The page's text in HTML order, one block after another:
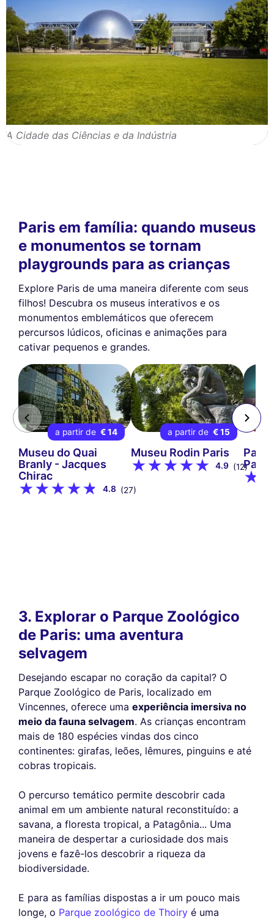
A Cidade das Ciências e da Indústria
Paris em família: quando museus
e monumentos se tornam
playgrounds para as crianças
Explore Paris de uma maneira diferente com seus
filhos! Descubra os museus interativos e os
monumentos emblemáticos que oferecem
percursos lúdicos, oficinas e animações para
cativar pequenos e grandes.
a partir de € 14
Museu do Quai
Branly - Jacques
Chirac
4.8 (27)
a partir de € 15
Museu Rodin Paris
4.9 (12)Paris
3. Explorar o Parque Zoológico
de Paris: uma aventura
selvagem
Desejando escapar no coração da capital? O
Parque Zoológico de Paris, localizado em
Vincennes, oferece uma experiência imersiva no
meio da fauna selvagem. As crianças encontram
mais de 180 espécies vindas dos cinco
continentes: girafas, leões, lêmures, pinguins e até
cobras tropicais.
O percurso temático permite descobrir cada
animal em um ambiente natural reconstituído: a
savana, a floresta tropical, a Patagônia... Uma
maneira de despertar a curiosidade dos mais
jovens e fazê-los descobrir a riqueza da
biodiversidade.
E para as famílias dispostas a ir um pouco mais
longe, o Parque zoológico de Thoiry é uma